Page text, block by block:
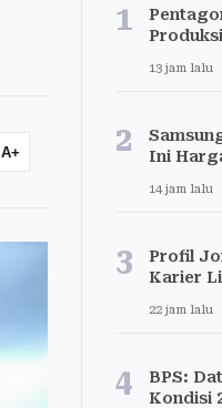
A+
1
13 jam lalu
2
Ini
14 jam lalu
3
Profil
Karier
22 jam lalu
4
BPS:
Kondisi